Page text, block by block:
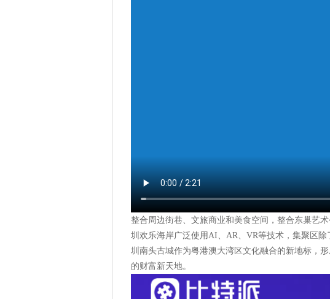
整合周边街巷、文旅商业和美食空间，整合东巢艺
圳欢乐海岸广泛使用AI、AR、VR等技术，集聚区
圳南头古城作为粤港澳大湾区文化融合的新地标，
的财富新天地。